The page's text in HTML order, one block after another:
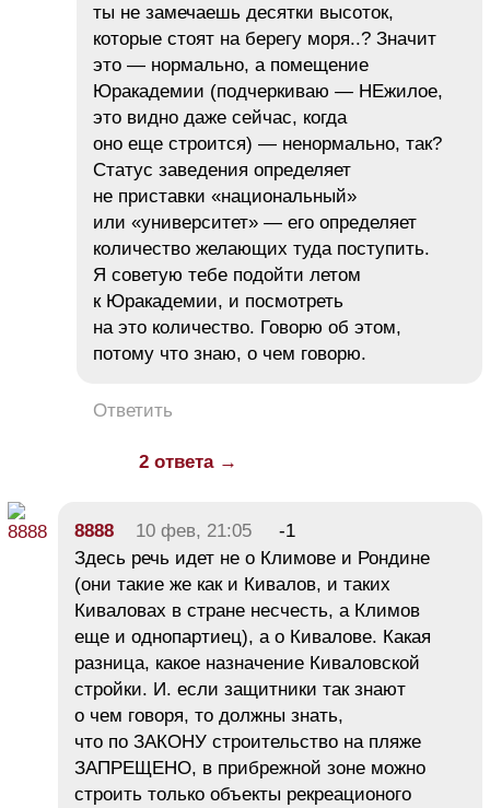
ты не замечаешь десятки высоток,
которые стоят на берегу моря..? Значит
это — нормально, а помещение
Юракадемии (подчеркиваю — НЕжилое,
это видно даже сейчас, когда
оно еще строится) — ненормально, так?
Статус заведения определяет
не приставки «национальный»
или «университет» — его определяет
количество желающих туда поступить.
Я советую тебе подойти летом
к Юракадемии, и посмотреть
на это количество. Говорю об этом,
потому что знаю, о чем говорю.
Ответить
2 ответа →
8888 10 фев, 21:05
-1
Здесь речь идет не о Климове и Рондине
(они такие же как и Кивалов, и таких
Киваловах в стране несчесть, а Климов
еще и однопартиец), а о Кивалове. Какая
разница, какое назначение Киваловской
стройки. И. если защитники так знают
о чем говоря, то должны знать,
что по ЗАКОНУ строительство на пляже
ЗАПРЕЩЕНО, в прибрежной зоне можно
строить только объекты рекреационого